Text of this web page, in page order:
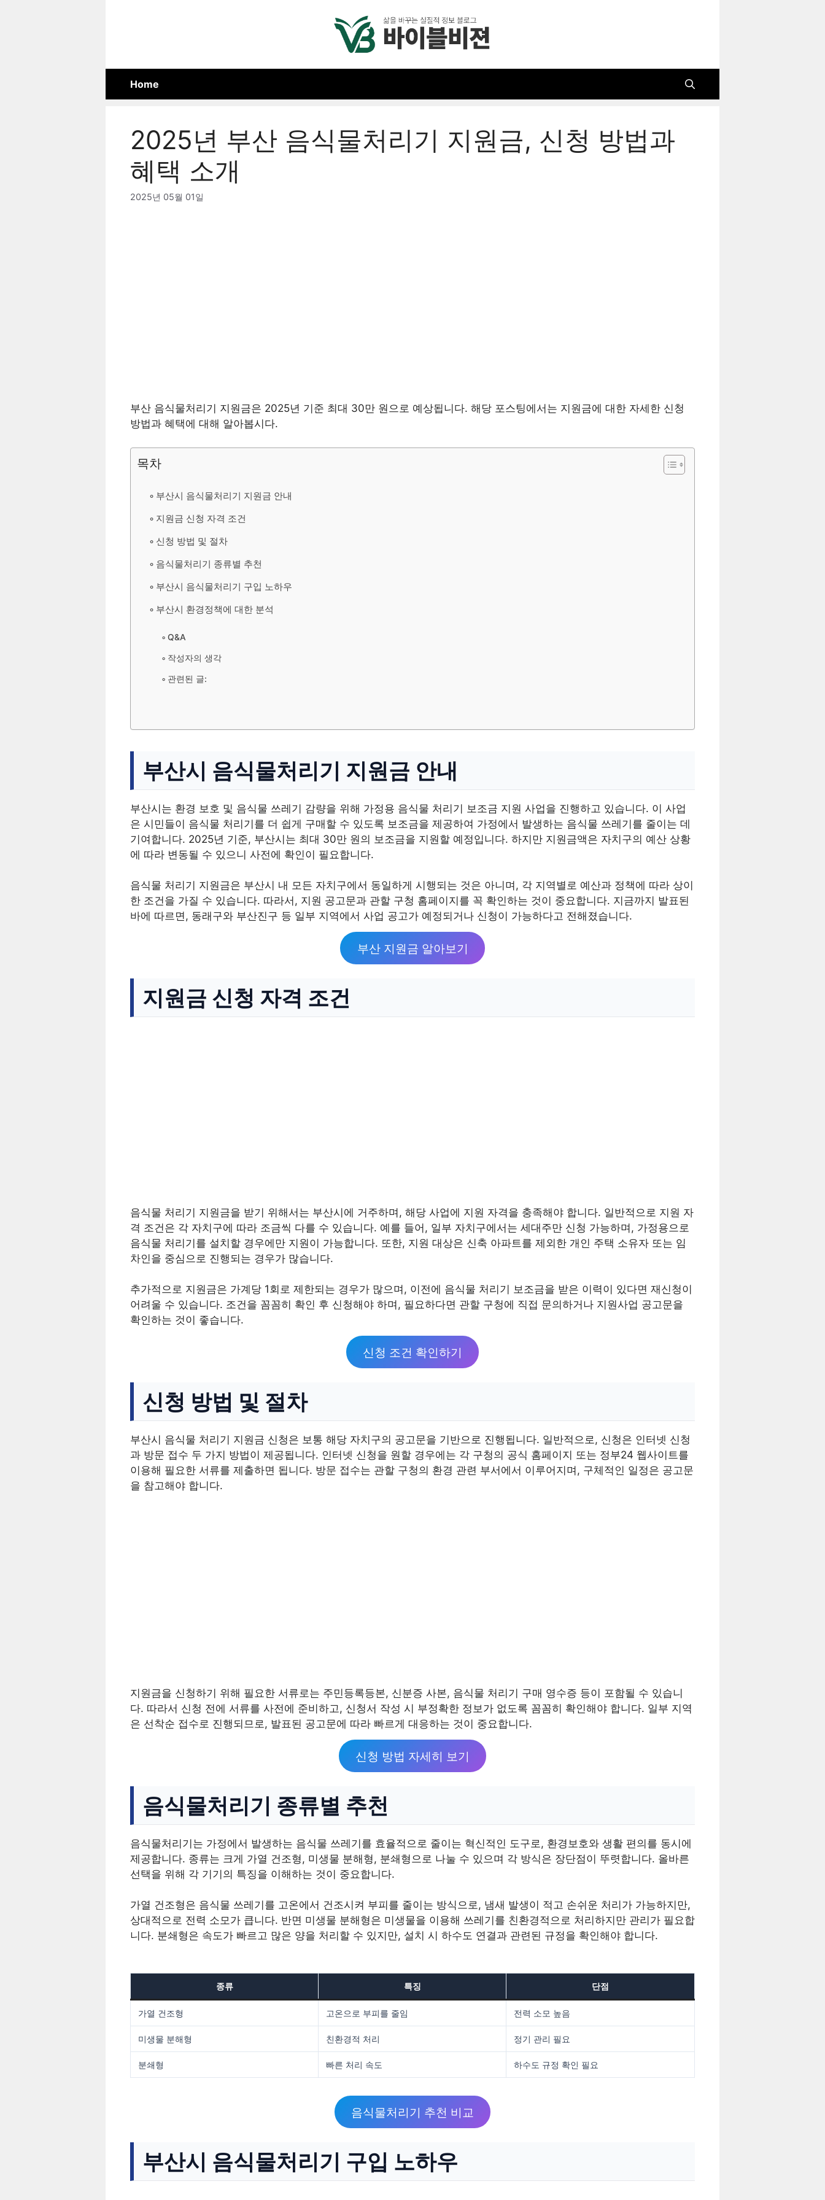
Home
2025년 부산 음식물처리기 지원금, 신청 방법과
혜택 소개
2025년 05월 01일
부산 음식물처리기 지원금은 2025년 기준 최대 30만 원으로 예상됩니다. 해당 포스팅에서는 지원금에 대한 자세한 신청
방법과 혜택에 대해 알아봅시다.
목차
부산시 음식물처리기 지원금 안내
지원금 신청 자격 조건
신청 방법 및 절차
음식물처리기 종류별 추천
부산시 음식물처리기 구입 노하우
부산시 환경정책에 대한 분석
Q&A
작성자의 생각
관련된 글:
부산시 음식물처리기 지원금 안내
부산시는 환경 보호 및 음식물 쓰레기 감량을 위해 가정용 음식물 처리기 보조금 지원 사업을 진행하고 있습니다. 이 사업
은 시민들이 음식물 처리기를 더 쉽게 구매할 수 있도록 보조금을 제공하여 가정에서 발생하는 음식물 쓰레기를 줄이는 데
기여합니다. 2025년 기준, 부산시는 최대 30만 원의 보조금을 지원할 예정입니다. 하지만 지원금액은 자치구의 예산 상황
에 따라 변동될 수 있으니 사전에 확인이 필요합니다.
음식물 처리기 지원금은 부산시 내 모든 자치구에서 동일하게 시행되는 것은 아니며, 각 지역별로 예산과 정책에 따라 상이
한 조건을 가질 수 있습니다. 따라서, 지원 공고문과 관할 구청 홈페이지를 꼭 확인하는 것이 중요합니다. 지금까지 발표된
바에 따르면, 동래구와 부산진구 등 일부 지역에서 사업 공고가 예정되거나 신청이 가능하다고 전해졌습니다.
부산 지원금 알아보기
지원금 신청 자격 조건
음식물 처리기 지원금을 받기 위해서는 부산시에 거주하며, 해당 사업에 지원 자격을 충족해야 합니다. 일반적으로 지원 자
격 조건은 각 자치구에 따라 조금씩 다를 수 있습니다. 예를 들어, 일부 자치구에서는 세대주만 신청 가능하며, 가정용으로
음식물 처리기를 설치할 경우에만 지원이 가능합니다. 또한, 지원 대상은 신축 아파트를 제외한 개인 주택 소유자 또는 임
차인을 중심으로 진행되는 경우가 많습니다.
추가적으로 지원금은 가계당 1회로 제한되는 경우가 많으며, 이전에 음식물 처리기 보조금을 받은 이력이 있다면 재신청이
어려울 수 있습니다. 조건을 꼼꼼히 확인 후 신청해야 하며, 필요하다면 관할 구청에 직접 문의하거나 지원사업 공고문을
확인하는 것이 좋습니다.
신청 조건 확인하기
신청 방법 및 절차
부산시 음식물 처리기 지원금 신청은 보통 해당 자치구의 공고문을 기반으로 진행됩니다. 일반적으로, 신청은 인터넷 신청
과 방문 접수 두 가지 방법이 제공됩니다. 인터넷 신청을 원할 경우에는 각 구청의 공식 홈페이지 또는 정부24 웹사이트를
이용해 필요한 서류를 제출하면 됩니다. 방문 접수는 관할 구청의 환경 관련 부서에서 이루어지며, 구체적인 일정은 공고문
을 참고해야 합니다.
지원금을 신청하기 위해 필요한 서류로는 주민등록등본, 신분증 사본, 음식물 처리기 구매 영수증 등이 포함될 수 있습니
다. 따라서 신청 전에 서류를 사전에 준비하고, 신청서 작성 시 부정확한 정보가 없도록 꼼꼼히 확인해야 합니다. 일부 지역
은 선착순 접수로 진행되므로, 발표된 공고문에 따라 빠르게 대응하는 것이 중요합니다.
신청 방법 자세히 보기
음식물처리기 종류별 추천
음식물처리기는 가정에서 발생하는 음식물 쓰레기를 효율적으로 줄이는 혁신적인 도구로, 환경보호와 생활 편의를 동시에
제공합니다. 종류는 크게 가열 건조형, 미생물 분해형, 분쇄형으로 나눌 수 있으며 각 방식은 장단점이 뚜렷합니다. 올바른
선택을 위해 각 기기의 특징을 이해하는 것이 중요합니다.
가열 건조형은 음식물 쓰레기를 고온에서 건조시켜 부피를 줄이는 방식으로, 냄새 발생이 적고 손쉬운 처리가 가능하지만,
상대적으로 전력 소모가 큽니다. 반면 미생물 분해형은 미생물을 이용해 쓰레기를 친환경적으로 처리하지만 관리가 필요합
니다. 분쇄형은 속도가 빠르고 많은 양을 처리할 수 있지만, 설치 시 하수도 연결과 관련된 규정을 확인해야 합니다.
종류 특징 단점
가열 건조형 고온으로 부피를 줄임 전력 소모 높음
미생물 분해형 친환경적 처리 정기 관리 필요
분쇄형 빠른 처리 속도 하수도 규정 확인 필요
음식물처리기 추천 비교
부산시 음식물처리기 구입 노하우